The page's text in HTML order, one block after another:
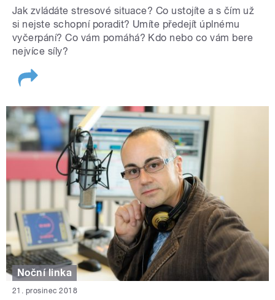
Jak zvládáte stresové situace? Co ustojíte a s čím už
si nejste schopní poradit? Umíte předejít úplnému
vyčerpání? Co vám pomáhá? Kdo nebo co vám bere
nejvíce síly?
Noční linka
21. prosinec 2018